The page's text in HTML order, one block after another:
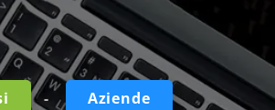
- Aziende